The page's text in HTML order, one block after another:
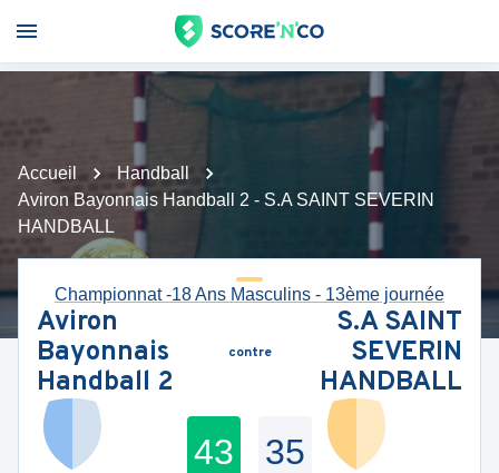
Accueil
Handball
Aviron Bayonnais Handball 2 - S.A SAINT SEVERIN
HANDBALL
Championnat -18 Ans Masculins - 13ème journée
Aviron
Bayonnais
Handball 2
contre
S.A SAINT
SEVERIN
HANDBALL
43 35